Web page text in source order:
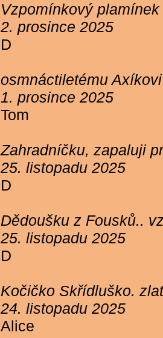
Vzpomínkový
2. prosince 2025
D
osmnáctiletému
1. prosince 2025
Tom
Zahradníčku, zapaluji
25. listopadu 2025
D
Dědoušku z Fousků..
25. listopadu 2025
D
Kočičko Skřídluško.
24. listopadu 2025
Alice